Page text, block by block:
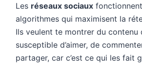
Les réseaux sociaux
algorithmes qui maximisent la
Ils veulent te montrer du contenu
susceptible d’aimer, de
partager, car c’est ce qui les fait